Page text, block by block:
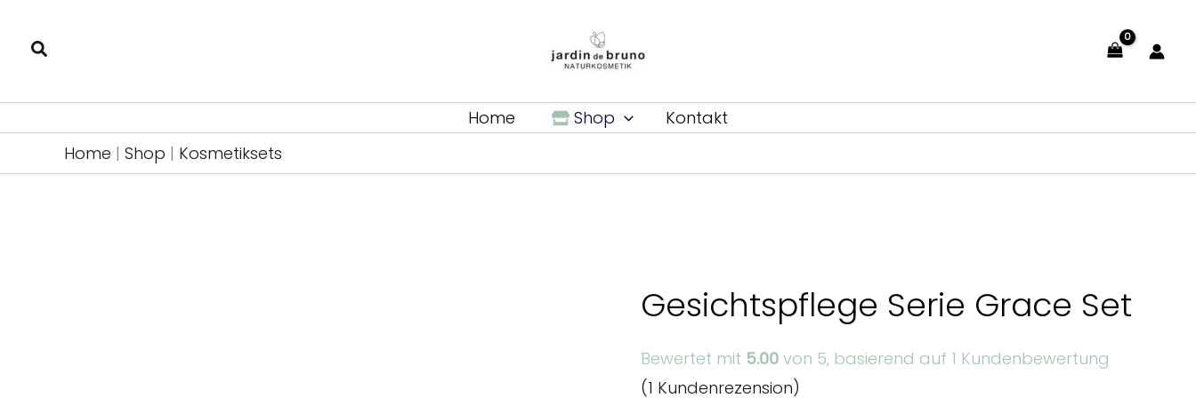
Inhalt
Home Shop
Kontakt
Home | Shop | Kosmetiksets
Gesichtspflege Serie Grace Set
Bewertet mit 5.00 von 5, basierend auf 1 Kundenbewertung
(1 Kundenrezension)